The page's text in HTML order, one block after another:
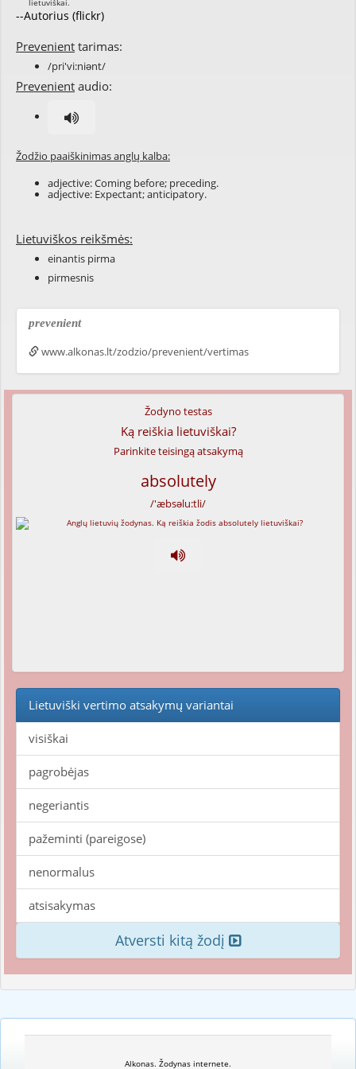
--Autorius (flickr)
Prevenient tarimas:
/pri'vi:niənt/
Prevenient audio:
Žodžio paaiškinimas anglų kalba:
adjective: Coming before; preceding.
adjective: Expectant; anticipatory.
Lietuviškos reikšmės:
einantis pirma
pirmesnis
prevenient
www.alkonas.lt/zodzio/prevenient/vertimas
Žodyno testas
Ką reiškia lietuviškai?
Parinkite teisingą atsakymą
absolutely
/'æbsəlu:tli/
Lietuviški vertimo atsakymų variantai
visiškai
pagrobėjas
negeriantis
pažeminti (pareigose)
nenormalus
atsisakymas
Atversti kitą žodį
Alkonas. Žodynas internete.